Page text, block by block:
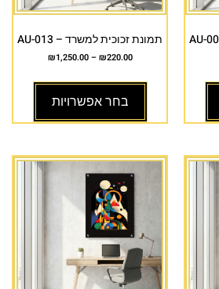
תמונת זכוכית למשרד – AU-013
₪220.00
–
₪1,250.00
בחר אפשרויות